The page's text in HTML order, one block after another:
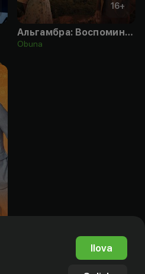
16+
Альгамбра: Воспоминания о королевстве
Obuna
Ilova